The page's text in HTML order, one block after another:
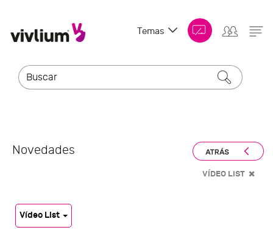
Temas
Novedades
VÍDEO LIST
Vídeo List